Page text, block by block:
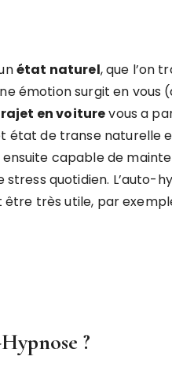
état naturel, que l’on
émotion surgit en vous
en voiturevous a
de transe naturelle
capable de
quotidien. L’auto-
être très utile, par
?